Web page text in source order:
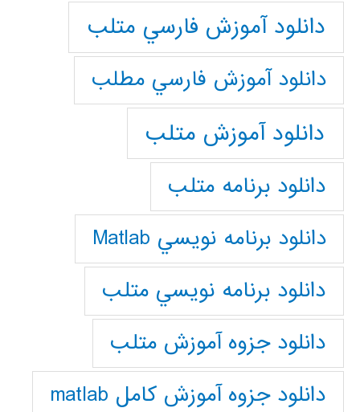
دانلود آموزش فارسي متلب
دانلود آموزش فارسي مطلب
دانلود آموزش متلب
دانلود برنامه متلب
دانلود برنامه نويسي Matlab
دانلود برنامه نويسي متلب
دانلود جزوه آموزش متلب
دانلود جزوه آموزش کامل matlab